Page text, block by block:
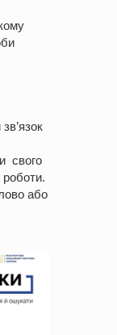
свого
або